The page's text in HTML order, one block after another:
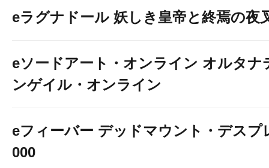
eラグナドール 妖しき皇帝と終焉の夜
eソードアート・オンライン オルタナ
ンゲイル・オンライン
eフィーバー デッドマウント・デスプ
000